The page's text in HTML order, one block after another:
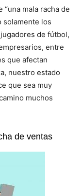
“una mala racha de
solamente los
de fútbol,
entre
que afectan
nuestro estado
que sea muy
muchos
de ventas